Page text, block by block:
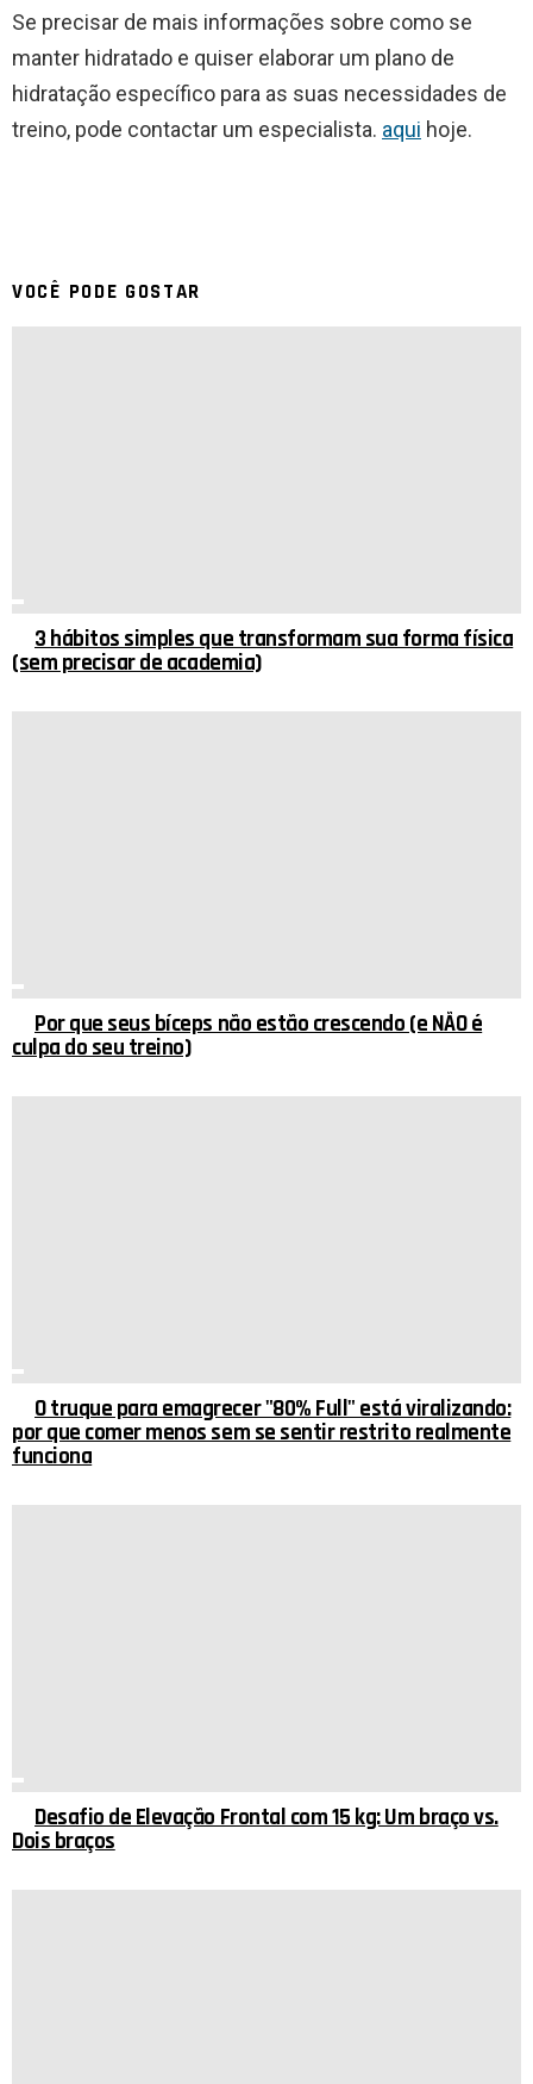
Se precisar de mais informações sobre como se
manter hidratado e quiser elaborar um plano de
hidratação específico para as suas necessidades de
treino, pode contactar um especialista. aqui hoje.
VOCÊ PODE GOSTAR
3 hábitos simples que transformam sua forma física
(sem precisar de academia)
Por que seus bíceps não estão crescendo (e NÃO é
culpa do seu treino)
O truque para emagrecer "80% Full" está viralizando:
por que comer menos sem se sentir restrito realmente
funciona
Desafio de Elevação Frontal com 15 kg: Um braço vs.
Dois braços